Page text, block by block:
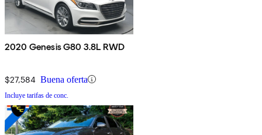
2020 Genesis G80 3.8L RWD
$27,584 Buena oferta
Incluye tarifas de conc.